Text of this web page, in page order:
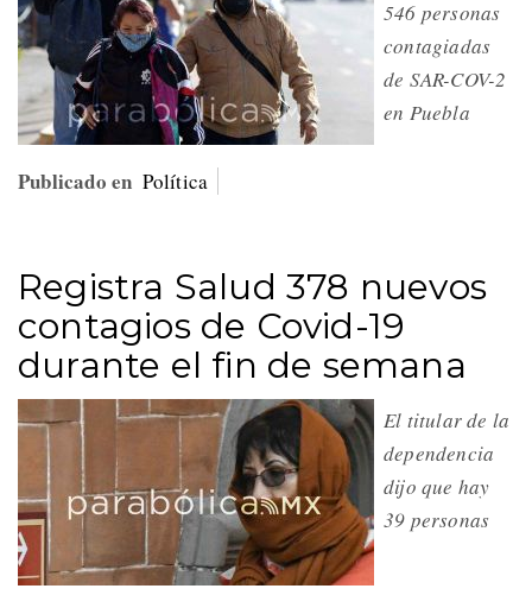
546 personas
contagiadas
de SAR-COV-2
en Puebla
Publicado en Política
Registra Salud 378 nuevos
contagios de Covid-19
durante el fin de semana
El titular de la
dependencia
dijo que hay
39 personas